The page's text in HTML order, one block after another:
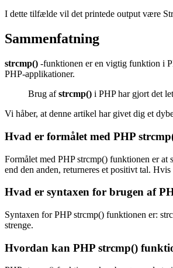
I dette tilfælde vil det printede output være
Sammenfatning
strcmp() -funktionen er en vigtig funktion i
PHP-applikationer.
Brug afstrcmp() i PHP har gjort det
Vi håber, at denne artikel har givet dig et
Hvad er formålet med PHP
Formålet med PHP strcmp() funktionen er at
end den anden, returneres et positivt tal.
Hvad er syntaxen for brugen af
Syntaxen for PHP strcmp() funktionen er:
strenge.
Hvordan kan PHP strcmp()